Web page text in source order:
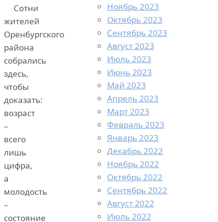
Сотни
жителей
Оренбургского
района
собрались
здесь,
чтобы
доказать:
возраст
–
всего
лишь
цифра,
а
молодость
–
состояние
Ноябрь 2023
Октябрь 2023
Сентябрь 2023
Август 2023
Июль 2023
Июнь 2023
Май 2023
Апрель 2023
Март 2023
Февраль 2023
Январь 2023
Декабрь 2022
Ноябрь 2022
Октябрь 2022
Сентябрь 2022
Август 2022
Июль 2022